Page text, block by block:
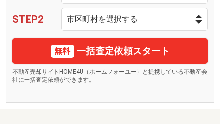
STEP2
無料 一括査定依頼スタート
不動産売却サイトHOME4U（ホームフォーユー）と提携している不動産会
社に一括査定依頼ができます。